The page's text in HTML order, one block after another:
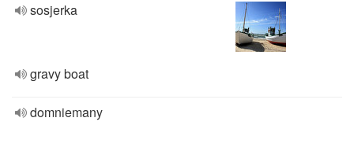
sosjerka
gravy boat
domniemany